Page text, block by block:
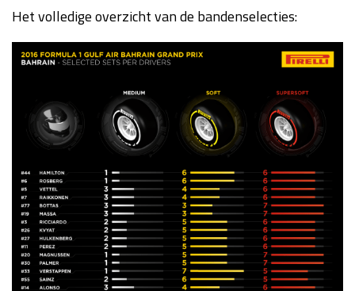
Het volledige overzicht van de bandenselecties: